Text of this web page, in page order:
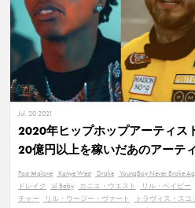
Jul. 20 2021
2020年ヒップホップアーティス
20億円以上を稼いだあのアーテ
Post Malone Kanye West Drake YoungBoy Never Broke
ドレイク
Lil Baby カニエ・ウエスト リル・ベイビー
チャー
リル・ウージー・ヴァート トラヴィス・スコ